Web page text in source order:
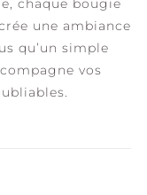
chaque bougie
une ambiance
qu’un simple
vos